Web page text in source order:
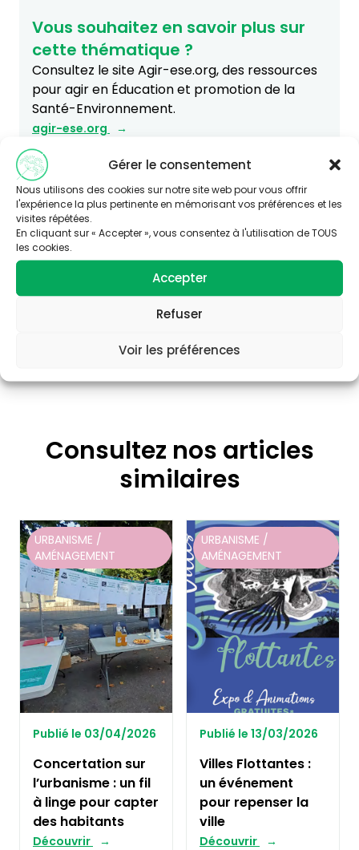
Gérer le consentement
Nous utilisons des cookies sur notre site web pour vous offrir
l'expérience la plus pertinente en mémorisant vos préférences et les
visites répétées.
En cliquant sur « Accepter », vous consentez à l'utilisation de TOUS
les cookies.
Accepter
Refuser
Voir les préférences
Vous souhaitez en savoir plus sur
cette thématique ?
Consultez le site Agir-ese.org, des ressources
pour agir en Éducation et promotion de la
Santé-Environnement.
agir-ese.org
Consultez nos articles
similaires
URBANISME /
AMÉNAGEMENT
Publié le 03/04/2026
Concertation sur
l’urbanisme : un fil
à linge pour capter
des habitants
Découvrir
URBANISME /
AMÉNAGEMENT
Publié le 13/03/2026
Villes Flottantes :
un événement
pour repenser la
ville
Découvrir